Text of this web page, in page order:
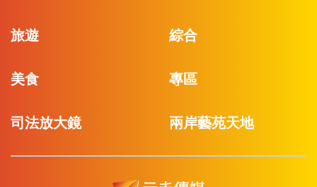
旅遊 綜合
美食 專區
司法放大鏡 兩岸藝苑天地